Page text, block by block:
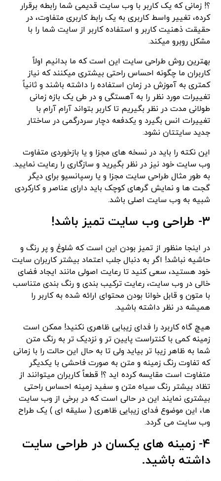
؟! زمانی که یک کاربر با وب سایت قدیمی شما رابطه برقرار
کرده، تغییر واسط کاربری به یک رابط کاربری متفاوت، در
حقیقت ذهنیت کاربر و استفاده کاربر از سایت شما را با
مشکل روبرو میکند.
بهترین روش طراحی سایت این است که ما بدانیم اولاً
کاربران ما چگونه احساس راحتی بیشتری میکنند که نیاز
کمتری به آموزش در زمان استفاده را داشته باشند و ثانیاً
تغییرات مورد نظر را به آهستگی و در طی یک بازه زمانی
طولانی مدت در نظر بگیریم تا کاربر بتواند آرام آرام با
تغییرات انس بگیرد و یکدفعه دچار سردرگمی در ساختار
جدید سایتتان نشود.
این نکته را باید در نسخه های مجزا و یا بازخوردی متفاوت
وب سایت خود نیز در نظر بگیرید و سازگاری را رعایت نمایید.
به طور مثال طراحی سایت مجزا و یا رسپانسیو برای دیگر
گجت ها و نمایش گرهای کوچک باید دارای عناصر و کارکردی
شبیه به وب سایت اصلی باشد.
۳- طراحی وب سایت تمیز باشد!
در اینجا منظور از تمیز بودن این است که شلوغ و پر رنگ و
حاشیه نباشد! اگر به دنبال جلب اعتماد بیشتر کاربران سایت
خود هستید، سعی کنید تا رعایت اصولی مانند ایجاد فضای
خالی در وب سایت، رعایت ترکیب بندی و رنگ بندی متناسب
با متون و قابل خوانا بودن محتوای ارائه شده به کاربر را
همیشه در نظر داشته باشید.
هیچ گاه کاربرد را فدای زیبایی ظاهری نکنید! ممکن است
زمینه کمی با کنتراست پایین تر و نزدیک تر به رنگ متن
شما به ظاهر زیبا تر بیاید ولی تا به حال این حالت را با زمانی
که تفاوت رنگ زمینه و متن به صورت فاحشی با یکدیگر
متفاوت است مقایسه کرده اید ؟! قطعاً کاربران میتوانند از
تظاد بیشتر رنگ سیاه متن و سفید زمینه احساس راحتی
بیشتری نمایند این در حالی است که در برخی از وب سایت
ها، این موضوع فدای زیبایی ظاهری ( سلیقه ای ) یک طراح
وب سایت می گردد.
۴- زمینه های یکسان در طراحی سایت
داشته باشید.